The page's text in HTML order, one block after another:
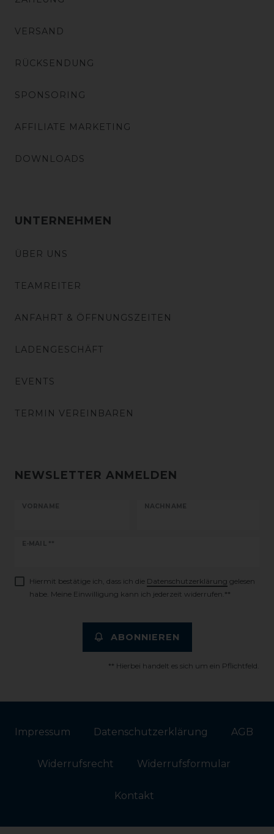
VERSAND
RÜCKSENDUNG
SPONSORING
AFFILIATE MARKETING
DOWNLOADS
UNTERNEHMEN
ÜBER UNS
TEAMREITER
ANFAHRT & ÖFFNUNGSZEITEN
LADENGESCHÄFT
EVENTS
TERMIN VEREINBAREN
NEWSLETTER ANMELDEN
VORNAME NACHNAME
E-MAIL **
Newsletter
Hiermit bestätige ich, dass ich die Daten­schutz­erklärung gelesen
habe. Meine Einwilligung kann ich jederzeit widerrufen.**
ABONNIEREN
** Hierbei handelt es sich um ein Pflichtfeld.
Impressum Daten­schutz­erklärung AGB
Widerrufs­recht Widerrufs­formular
Kontakt